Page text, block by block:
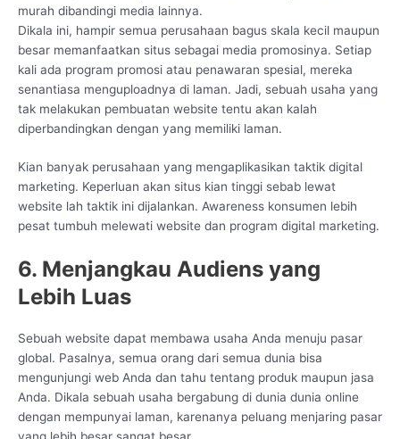
murah dibandingi media lainnya.
Dikala ini, hampir semua perusahaan bagus skala kecil maupun
besar memanfaatkan situs sebagai media promosinya. Setiap
kali ada program promosi atau penawaran spesial, mereka
senantiasa menguploadnya di laman. Jadi, sebuah usaha yang
tak melakukan pembuatan website tentu akan kalah
diperbandingkan dengan yang memiliki laman.
Kian banyak perusahaan yang mengaplikasikan taktik digital
marketing. Keperluan akan situs kian tinggi sebab lewat
website lah taktik ini dijalankan. Awareness konsumen lebih
pesat tumbuh melewati website dan program digital marketing.
6. Menjangkau Audiens yang
Lebih Luas
Sebuah website dapat membawa usaha Anda menuju pasar
global. Pasalnya, semua orang dari semua dunia bisa
mengunjungi web Anda dan tahu tentang produk maupun jasa
Anda. Dikala sebuah usaha bergabung di dunia dunia online
dengan mempunyai laman, karenanya peluang menjaring pasar